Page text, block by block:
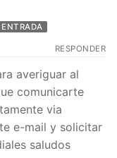
RESPONDER
averiguar al
comunicarte
via
e-mail y solicitar
saludos